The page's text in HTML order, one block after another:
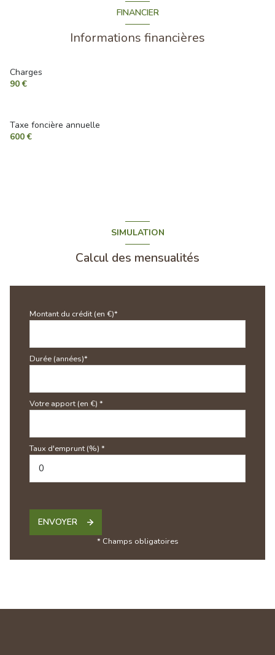
FINANCIER
Informations financières
Charges
90 €
Taxe foncière annuelle
600 €
SIMULATION
Calcul des mensualités
Montant du crédit (en €)*
Durée (années)*
Votre apport (en €) *
Taux d'emprunt (%) *
ENVOYER
* Champs obligatoires